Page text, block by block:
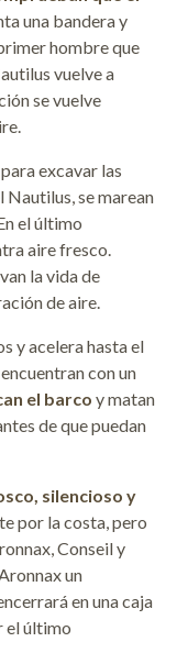
una bandera y
hombre que
vuelve a
se vuelve
excavar las
se marean
En el último
aire fresco.
la vida de
de aire.
y acelera hasta el
con un
el barco y matan
de que puedan
silencioso y
por la costa, pero
Conseil y
un
en una caja
el último